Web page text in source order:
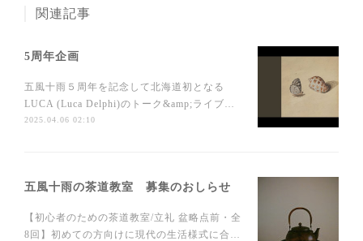
関連記事
5周年企画
五風十雨５周年を記念して北海道初となる
LUCA (Luca Delphi)のトーク&amp;ライブ…
2025.04.06 02:10
五風十雨の茶道教室 募集のおしらせ
【初心者のための茶道教室/立礼 盆略点前・全
8回】初めての方向けに現代の生活様式に合…